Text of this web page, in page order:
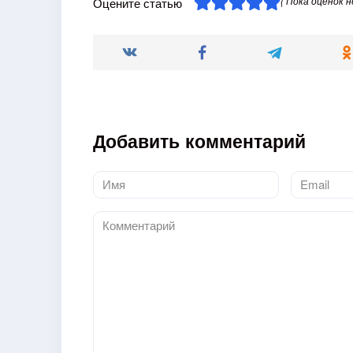
Добавить комментарий
Имя
*
Email
*
Комментарий